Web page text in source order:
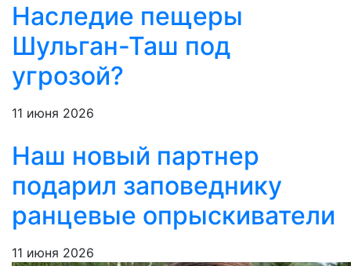
Наследие пещеры
Шульган-Таш под
угрозой?
11 июня 2026
Наш новый партнер
подарил заповеднику
ранцевые опрыскиватели
11 июня 2026